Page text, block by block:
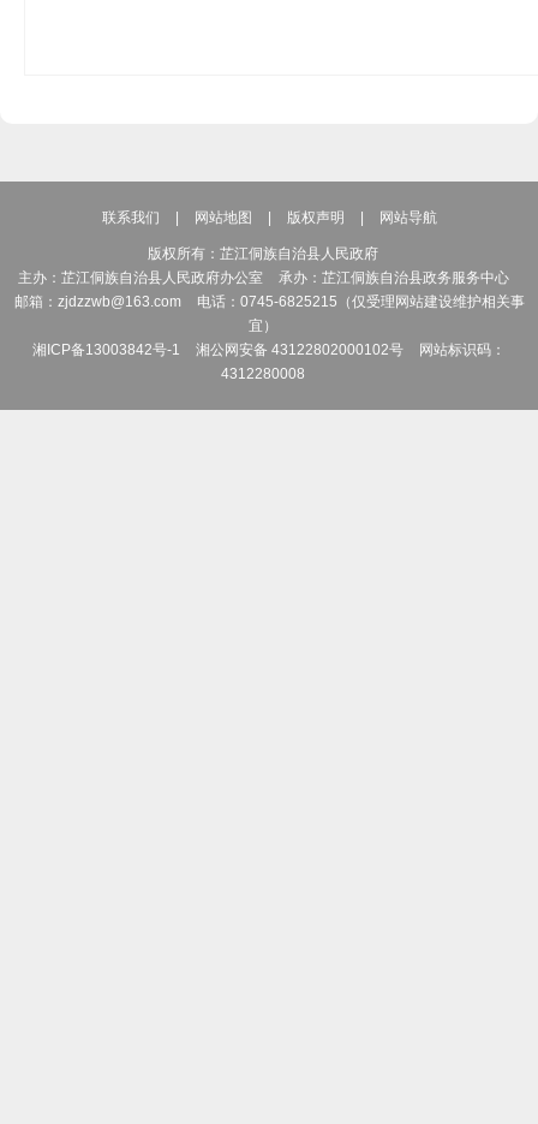
联系我们 网站地图 版权声明 网站导航
版权所有：芷江侗族自治县人民政府
主办：芷江侗族自治县人民政府办公室
承办：芷江侗族自治县政务服务中心
邮箱：zjdzzwb@163.com
电话：0745-6825215（仅受理网站建设维护相关事
宜）
湘ICP备13003842号-1
湘公网安备 43122802000102号
网站标识码：
4312280008